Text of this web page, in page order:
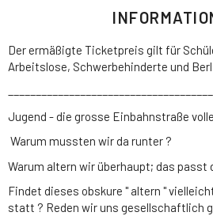
Der ermäßigte Ticketpreis gilt für
Arbeitslose, Schwerbehinderte und
Jugend - die grosse Einbahnstraße
Warum mussten wir da runter ?
Warum altern wir überhaupt; das passt
Findet dieses obskure " altern "
statt ? Reden wir uns gesellschaftlich